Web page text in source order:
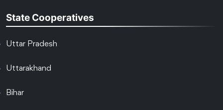
State Cooperatives
Uttar Pradesh
Uttarakhand
Bihar